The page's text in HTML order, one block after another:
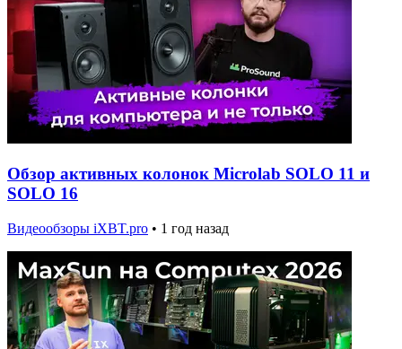
Обзор активных колонок Microlab SOLO 11 и
SOLO 16
Видеообзоры iXBT.pro • 1 год назад